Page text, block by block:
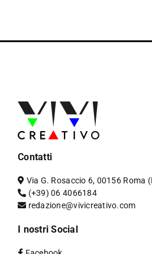
Contatti
Via G. Rosaccio 6, 00156 Roma
(+39) 06 4066184
redazione@vivicreativo.com
I nostri Social